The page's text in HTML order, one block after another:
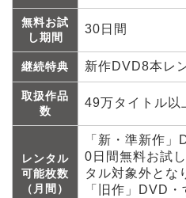
無料お試
し期間
30日間
継続特典 新作DVD8本レ
取扱作品
数
49万タイトル以
レンタル
可能枚数
（月間）
「新・準新作
0日間無料お試
タル対象外とな
「旧作」DVD